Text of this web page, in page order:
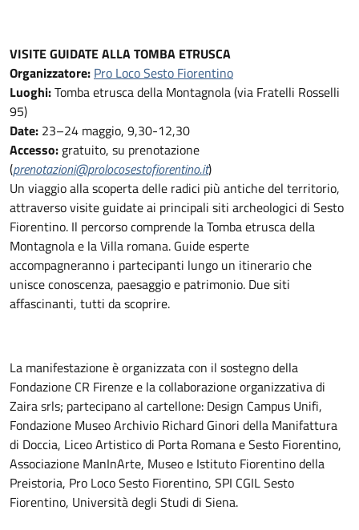
VISITE GUIDATE ALLA TOMBA ETRUSCA
Organizzatore: Pro Loco Sesto Fiorentino
Luoghi:Tomba etrusca della Montagnola (via Fratelli Rosselli
95)
Date: 23–24 maggio, 9,30-12,30
Accesso: gratuito, su prenotazione
(prenotazioni@prolocosestofiorentino.it)
Un viaggio alla scoperta delle radici più antiche del territorio,
attraverso visite guidate ai principali siti archeologici di Sesto
Fiorentino. Il percorso comprende la Tomba etrusca della
Montagnola e la Villa romana. Guide esperte
accompagneranno i partecipanti lungo un itinerario che
unisce conoscenza, paesaggio e patrimonio. Due siti
affascinanti, tutti da scoprire.
La manifestazione è organizzata con il sostegno della
Fondazione CR Firenze e la collaborazione organizzativa di
Zaira srls; partecipano al cartellone: Design Campus Unifi,
Fondazione Museo Archivio Richard Ginori della Manifattura
di Doccia, Liceo Artistico di Porta Romana e Sesto Fiorentino,
Associazione ManInArte, Museo e Istituto Fiorentino della
Preistoria, Pro Loco Sesto Fiorentino, SPI CGIL Sesto
Fiorentino, Università degli Studi di Siena.